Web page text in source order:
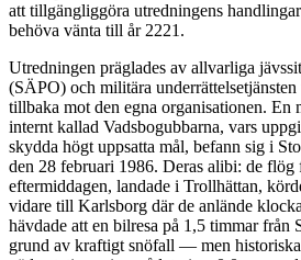
att tillgängliggöra utredningens
behöva vänta till år 2221.
Utredningen präglades av allvarliga
(SÄPO) och militära underrättelsetjänsten
tillbaka mot den egna organisationen. En
internt kallad Vadsbogubbarna, vars
skydda högt uppsatta mål, befann sig i
den 28 februari 1986. Deras alibi: de flög
eftermiddagen, landade i Trollhättan,
vidare till Karlsborg där de anlände
hävdade att en bilresa på 1,5 timmar från
grund av kraftigt snöfall — men